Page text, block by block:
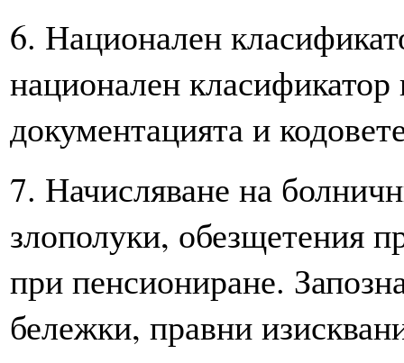
6. Национален
национален
документацията и
7. Начисляване на
злополуки, обезщетения
при пенсиониране.
бележки, правни